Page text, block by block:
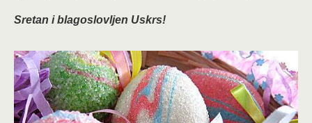
Sretan i blagoslovljen Uskrs!